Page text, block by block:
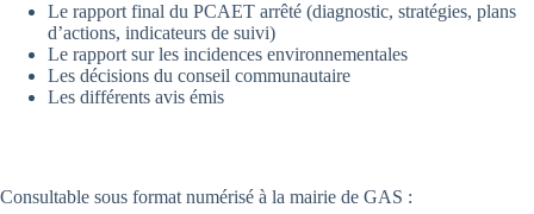
Le rapport final du PCAET arrêté (diagnostic, stratégies, plans
d’actions, indicateurs de suivi)
Le rapport sur les incidences environnementales
Les décisions du conseil communautaire
Les différents avis émis
Consultable sous format numérisé à la mairie de GAS :